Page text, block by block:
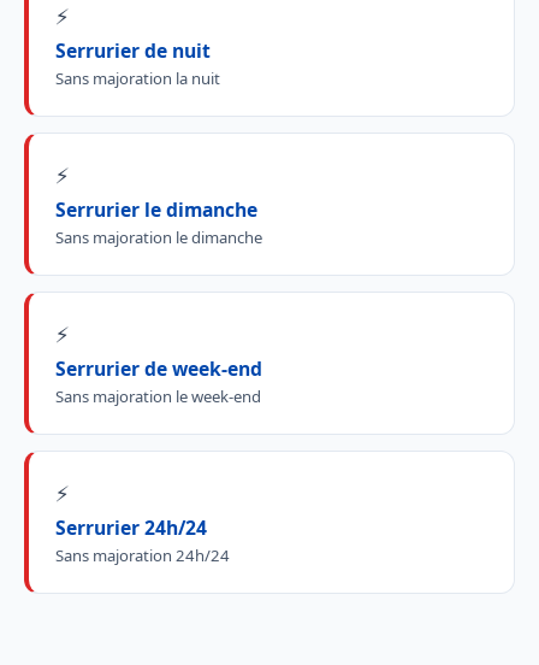
⚡
Serrurier de nuit
Sans majoration la nuit
⚡
Serrurier le dimanche
Sans majoration le dimanche
⚡
Serrurier de week-end
Sans majoration le week-end
⚡
Serrurier 24h/24
Sans majoration 24h/24